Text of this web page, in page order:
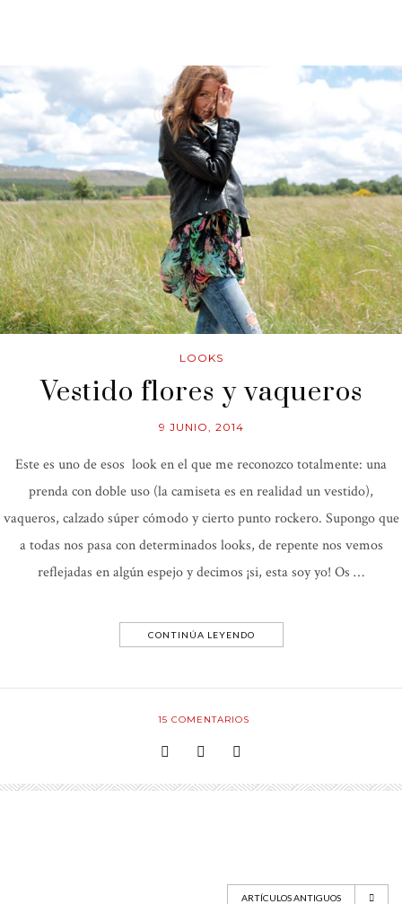
LOOKS
Vestido flores y vaqueros
9 JUNIO, 2014
Este es uno de esos look en el que me reconozco totalmente: una
prenda con doble uso (la camiseta es en realidad un vestido),
vaqueros, calzado súper cómodo y cierto punto rockero. Supongo que
a todas nos pasa con determinados looks, de repente nos vemos
reflejadas en algún espejo y decimos ¡si, esta soy yo! Os …
CONTINÚA LEYENDO
15 COMENTARIOS
ARTÍCULOS ANTIGUOS